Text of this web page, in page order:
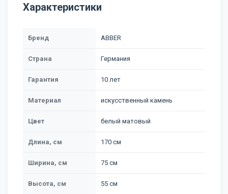
Характеристики
Бренд ABBER
Страна Германия
Гарантия 10 лет
Материал искусственный камень
Цвет белый матовый
Длина, см 170 см
Ширина, см 75 см
Высота, см 55 см